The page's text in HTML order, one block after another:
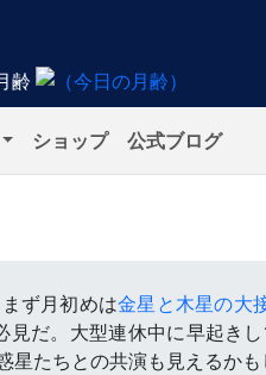
齢
ショップ 公式ブログ
ず月初めは金星と木星の大
だ。大型連休中に早起き
星たちとの共演も見えるかも